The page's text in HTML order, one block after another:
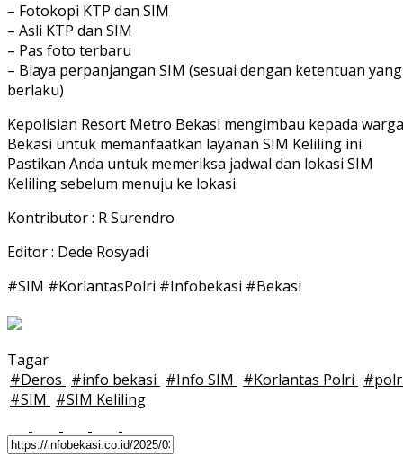
– Fotokopi KTP dan SIM
– Asli KTP dan SIM
– Pas foto terbaru
– Biaya perpanjangan SIM (sesuai dengan ketentuan yang
berlaku)
Kepolisian Resort Metro Bekasi mengimbau kepada warga
Bekasi untuk memanfaatkan layanan SIM Keliling ini.
Pastikan Anda untuk memeriksa jadwal dan lokasi SIM
Keliling sebelum menuju ke lokasi.
Kontributor : R Surendro
Editor : Dede Rosyadi
#SIM #KorlantasPolri #Infobekasi #Bekasi
Tagar
#Deros #info bekasi #Info SIM #Korlantas Polri #
#SIM #SIM Keliling